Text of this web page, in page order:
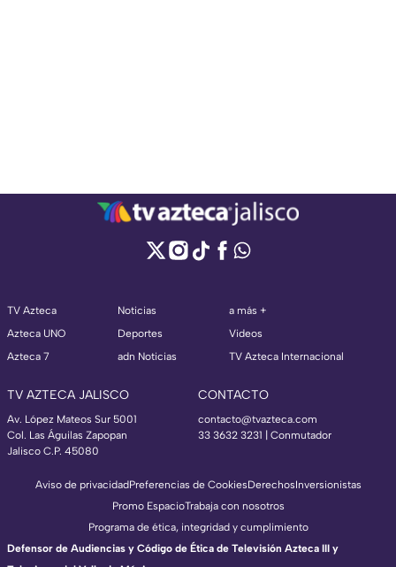
TV Azteca
Azteca UNO
Azteca 7
Noticias
Deportes
adn Noticias
a más +
Videos
TV Azteca Internacional
TV AZTECA JALISCO
Av. López Mateos Sur 5001
Col. Las Águilas Zapopan
Jalisco C.P. 45080
CONTACTO
contacto@tvazteca.com
33 3632 3231 | Conmutador
Aviso de privacidadPreferencias de CookiesDerechosInversionistas
Promo EspacioTrabaja con nosotros
Programa de ética, integridad y cumplimiento
Defensor de Audiencias y Código de Ética de Televisión Azteca III y